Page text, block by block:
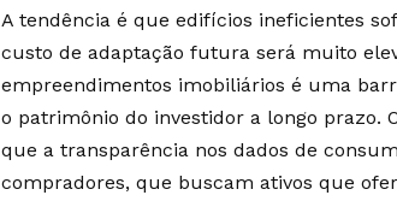
A tendência é que edifícios ineficientes
custo de adaptação futura será muito
empreendimentos imobiliários é uma
o patrimônio do investidor a longo prazo.
que a transparência nos dados de
compradores, que buscam ativos que